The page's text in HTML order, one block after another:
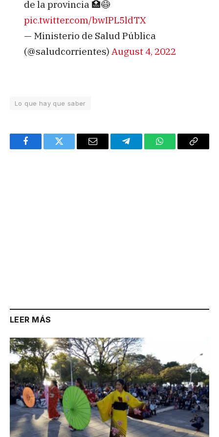
de la provincia 🏥😷
pic.twitter.com/bwIPL5ldTX
— Ministerio de Salud Pública
(@saludcorrientes) August 4, 2022
Lo que hay que saber
FacebookTwitter Email TelegramWhatsAppCopy
LEER MÁS